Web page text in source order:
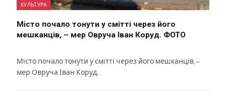
КУЛЬТУРА
Місто почало тонути у смітті через його
мешканців, – мер Овруча Іван Коруд. ФОТО
Місто почало тонути у смітті через його мешканців, –
мер Овруча Іван Коруд.